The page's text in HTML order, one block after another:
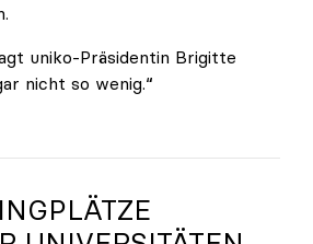
uniko-Präsidentin Brigitte
nicht so wenig.“
US-Forscher:innen an